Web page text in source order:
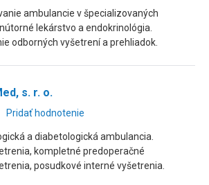
ambulancie v špecializovaných
lekárstvo a endokrinológia.
odborných vyšetrení a prehliadok.
s. r. o.
Pridať hodnotenie
a diabetologická ambulancia.
kompletné predoperačné
posudkové interné vyšetrenia.